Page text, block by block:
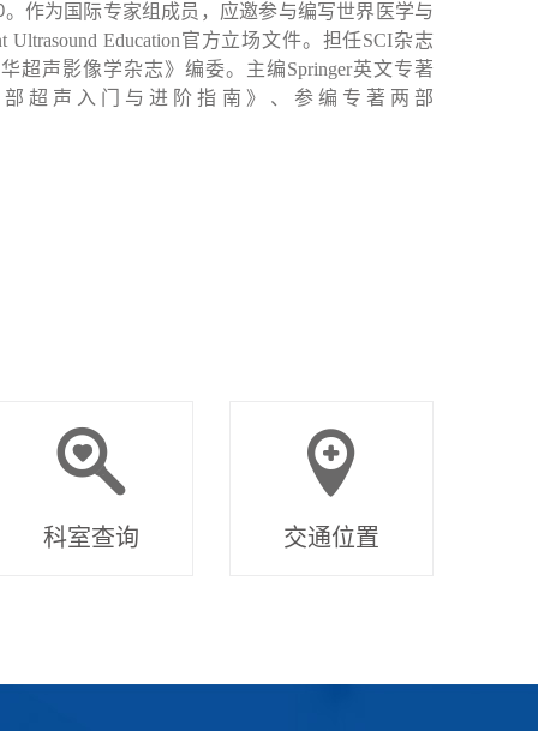
。作为国际专家组成员，应邀参与编写世界医学与
Ultrasound Education官方立场文件。担任SCI杂志
超声影像学杂志》编委。主编Springer英文专著
超声入门与进阶指南》、参编专著两部
科室查询 交通位置